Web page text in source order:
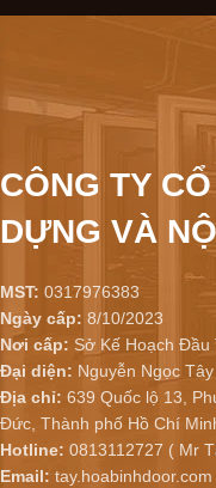
CÔNG TY
DỰNG VÀ
MST: 0317976383
Ngày cấp: 8/10/2023
Nơi cấp: Sở Kế Hoạch Đầu
Đại diện: Nguyễn Ngọc Tây
Địa chỉ: 639 Quốc lộ 13,
Đức, Thành phố Hồ Chí
Hotline: 0813112727 ( Mr
Email: tay.hoabinhdoor.com